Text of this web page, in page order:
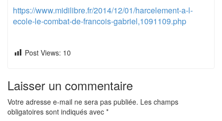
https://www.midilibre.fr/2014/12/01/harcelement-a-l-
ecole-le-combat-de-francois-gabriel,1091109.php
Post Views: 10
Laisser un commentaire
Votre adresse e-mail ne sera pas publiée. Les champs
obligatoires sont indiqués avec *